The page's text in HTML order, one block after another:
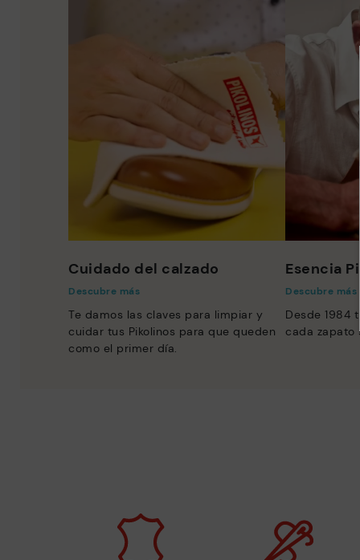
Cuidado del calzado
Descubre más
Te damos las claves para limpiar y
cuidar tus Pikolinos para que queden
como el primer día.
Esencia
Descubre más
Desde 1984
cada zapato